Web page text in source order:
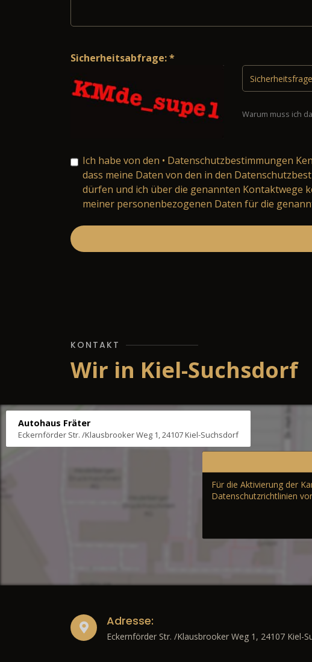
Sicherheitsabfrage: *
Warum muss ich
Ich habe von den • Datenschutzbestimmungen
dass meine Daten von den in den
dürfen und ich über die genannten Kontaktwege
meiner personenbezogenen Daten für die
KONTAKT
Wir in Kiel-Suchsdorf
Autohaus Fräter
Eckernförder Str. /Klausbrooker Weg 1, 24107 Kiel-Suchsdorf
Für die Aktivierung der
Datenschutzrichtlinien
Adresse:
Eckernförder Str. /Klausbrooker Weg 1, 24107 Kiel-